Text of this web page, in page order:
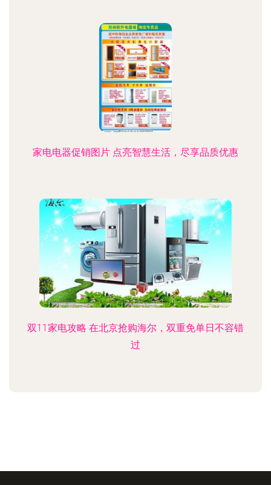
家电电器促销图片 点亮智慧生活，尽享品质优惠
双11家电攻略 在北京抢购海尔，双重免单日不容错
过